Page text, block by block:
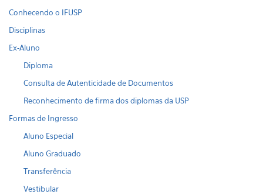
Conhecendo o IFUSP
Disciplinas
Ex-Aluno
Diploma
Consulta de Autenticidade de Documentos
Reconhecimento de firma dos diplomas da USP
Formas de Ingresso
Aluno Especial
Aluno Graduado
Transferência
Vestibular